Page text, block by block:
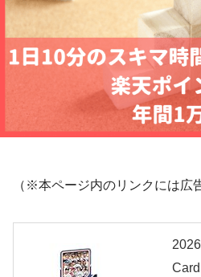
（※本ページ内のリンクには広
Card